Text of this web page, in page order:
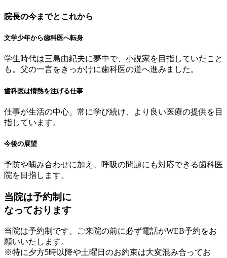
院長の今までとこれから
文学少年から歯科医へ転身
学生時代は三島由紀夫に夢中で、小説家を目指していたこと
も。父の一言をきっかけに歯科医の道へ進みました。
歯科医は情熱を注げる仕事
仕事が生活の中心。常に学び続け、より良い医療の提供を目
指しています。
今後の展望
予防や噛み合わせに加え、呼吸の問題にも対応できる歯科医
院を目指します。
当院は予約制に
なっております
当院は予約制です。ご来院の前に必ず電話かWEB予約をお
願いいたします。
※特に夕方5時以降や土曜日のお約束は大変混み合ってお